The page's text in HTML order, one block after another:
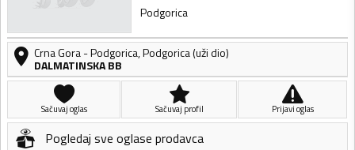
Podgorica
Crna Gora-Podgorica,Podgorica (uži dio)
DALMATINSKA BB
Sačuvaj oglas Sačuvaj profil Prijavi oglas
Pogledaj sve oglase prodavca